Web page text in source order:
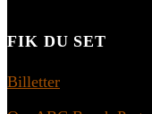
FIK DU SET
Billetter